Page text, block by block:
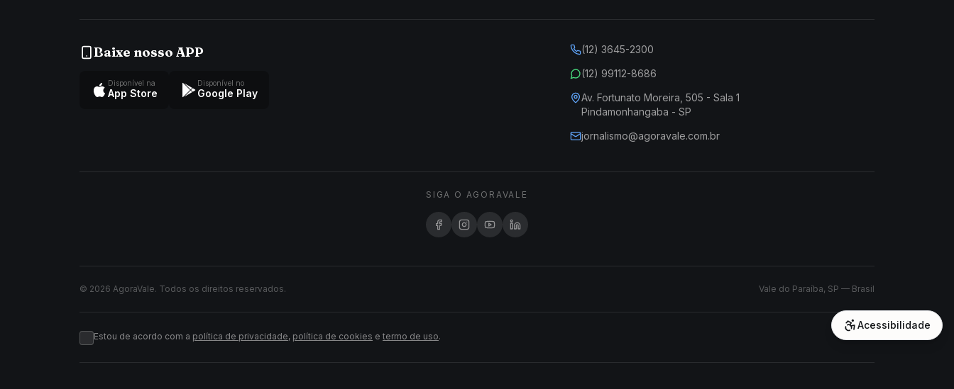
Baixe nosso APP
Disponível na
App Store
Disponível no
Google Play
(12) 3645-2300
(12) 99112-8686
Av. Fortunato Moreira, 505 - Sala 1
Pindamonhangaba - SP
jornalismo@agoravale.com.br
SIGA O AGORAVALE
© 2026 AgoraVale. Todos os direitos reservados. Vale do Paraíba, SP — Brasil
Estou de acordo com a política de privacidade, política de cookies e termo de uso.
Acessibilidade